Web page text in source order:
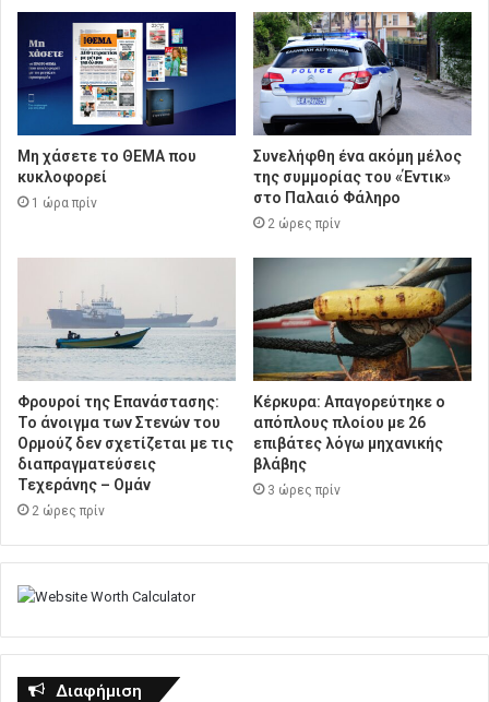
Μη χάσετε το ΘΕΜΑ που
κυκλοφορεί
1 ώρα πρίν
Συνελήφθη ένα ακόμη μέλος
της συμμορίας του «Έντικ»
στο Παλαιό Φάληρο
2 ώρες πρίν
Φρουροί της Επανάστασης:
Το άνοιγμα των Στενών του
Ορμούζ δεν σχετίζεται με τις
διαπραγματεύσεις
Τεχεράνης – Ομάν
2 ώρες πρίν
Κέρκυρα: Απαγορεύτηκε ο
απόπλους πλοίου με 26
επιβάτες λόγω μηχανικής
βλάβης
3 ώρες πρίν
Διαφήμιση